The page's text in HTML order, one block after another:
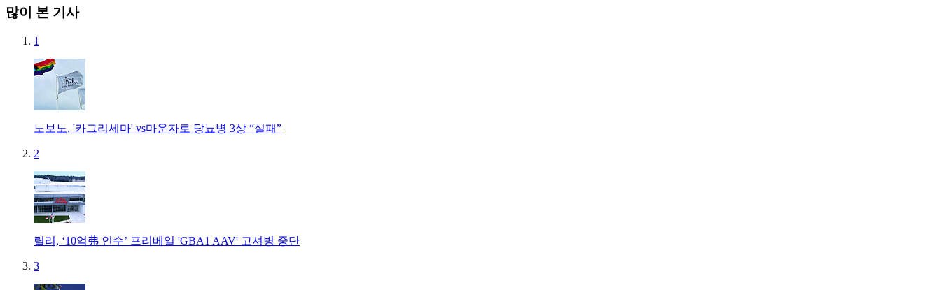
많이 본 기사
1
노보노, '카그리세마' vs마운자로 당뇨병 3상 “실패”
2
릴리, ‘10억弗 인수’ 프리베일 'GBA1 AAV' 고셔병 중단
3